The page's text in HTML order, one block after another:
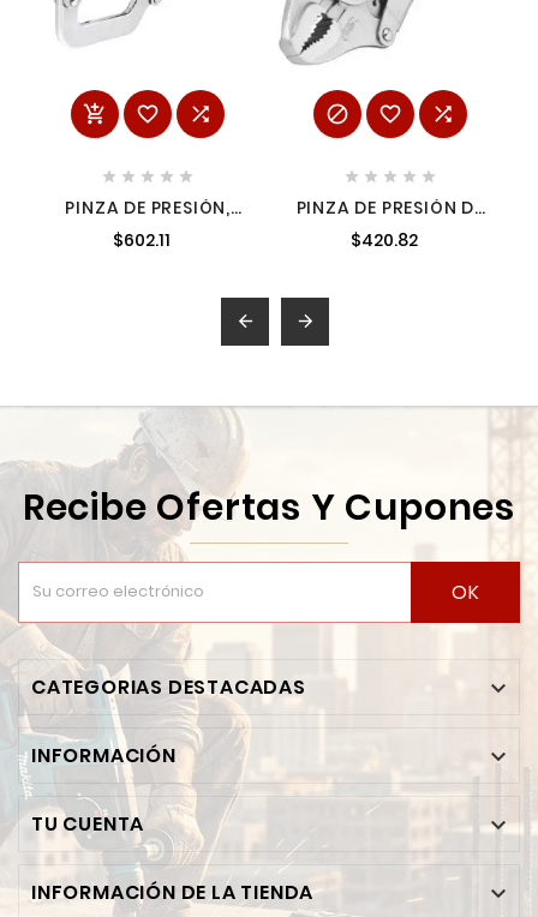
  
    
PINZA DE PRESIÓN,
TIPO 'C' DE 18', CON
MORDAZA
$602.11
  
    
PINZA DE PRESIÓN DE
CADENA TRUP-17438
$420.82
 
Recibe Ofertas Y Cupones
OK
CATEGORIAS DESTACADAS 
INFORMACIÓN 
TU CUENTA 
INFORMACIÓN DE LA TIENDA 